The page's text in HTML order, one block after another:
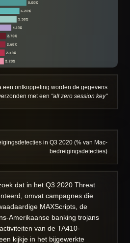
een ontkoppeling worden de gegevens
met een "all zero session key"
in Q3 2020 (% van Mac-
bedreigingsdetecties)
dat in het Q3 2020 Threat
omvat campagnes die
MAXScripts, de
Amerikaanse banking trojans
van de TA410-
kijkje in het bijgewerkte